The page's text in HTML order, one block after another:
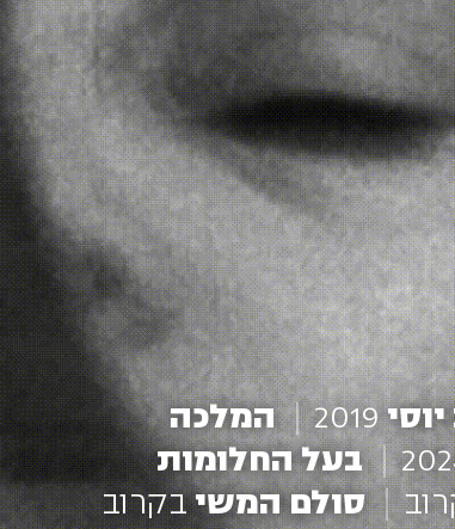
2019
המלכה
בעל החלומות
סולם המשיבקרוב